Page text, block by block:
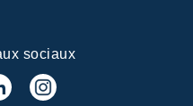
sociaux